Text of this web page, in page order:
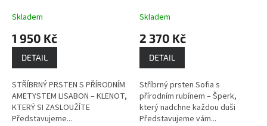
Ametyst podporuje
zdrojem léčivé a ochranné
síly.
Skladem
1 950 Kč
DETAIL
STŘÍBRNÝ PRSTEN S PŘÍRODNÍM
AMETYSTEM LISABON – KLENOT,
KTERÝ SI ZASLOUŽÍTE
Představujeme...
života, životní energie,
přináší bohatství a lásku.
Skladem
2 370 Kč
DETAIL
Stříbrný prsten Sofia s
přírodním rubínem – Šperk,
který nadchne každou duši
Představujeme vám...